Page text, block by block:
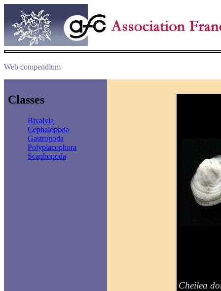
Web compendium
Classes
Bivalvia
Cephalopoda
Gastropoda
Polyplacophora
Scaphopoda
Cheilea